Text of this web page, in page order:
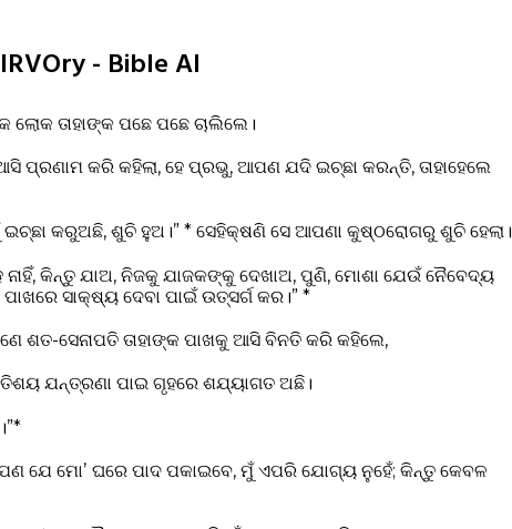
- Bible AI
ଲୋକ ତାହାଙ୍କ ପଛେ ପଛେ ଚାଲିଲେ।
ପ୍ରଣାମ କରି କହିଲା, ହେ ପ୍ରଭୁ, ଆପଣ ଯଦି ଇଚ୍ଛା କରନ୍ତି, ତାହାହେଲେ
ଇଚ୍ଛା କରୁଅଛି, ଶୁଚି ହୁଅ।” * ସେହିକ୍ଷଣି ସେ ଆପଣା କୁଷ୍ଠରୋଗରୁ ଶୁଚି ହେଲା।
ନାହିଁ, କିନ୍ତୁ ଯାଅ, ନିଜକୁ ଯାଜକଙ୍କୁ ଦେଖାଅ, ପୁଣି, ମୋଶା ଯେଉଁ ନୈବେଦ୍ୟ
ସାକ୍ଷ୍ୟ ଦେବା ପାଇଁ ଉତ୍ସର୍ଗ କର।” *
ଶତ-ସେନାପତି ତାହାଙ୍କ ପାଖକୁ ଆସି ବିନତି କରି କହିଲେ,
ଯନ୍ତ୍ରଣା ପାଇ ଗୃହରେ ଶଯ୍ୟାଗତ ଅଛି।
ଯେ ମୋʼ ଘରେ ପାଦ ପକାଇବେ, ମୁଁ ଏପରି ଯୋଗ୍ୟ ନୁହେଁ; କିନ୍ତୁ କେବଳ